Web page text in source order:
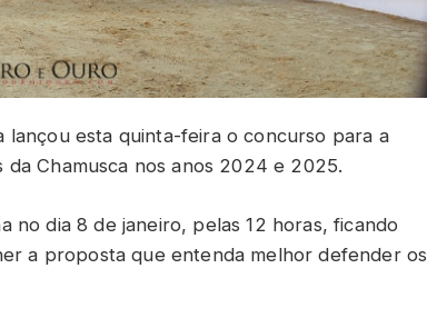
lançou esta quinta-feira o concurso para a
Chamusca nos anos 2024 e 2025.
dia 8 de janeiro, pelas 12 horas, ficando
a proposta que entenda melhor defender os